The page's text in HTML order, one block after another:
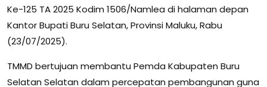
Ke-125 TA 2025 Kodim 1506/Namlea di halaman depan
Kantor Bupati Buru Selatan, Provinsi Maluku, Rabu
(23/07/2025).
TMMD bertujuan membantu Pemda Kabupaten Buru
Selatan Selatan dalam percepatan pembangunan guna